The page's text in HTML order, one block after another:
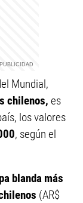
Mundial,
chilenos, es
los valores
, según el
blanda más
(AR$